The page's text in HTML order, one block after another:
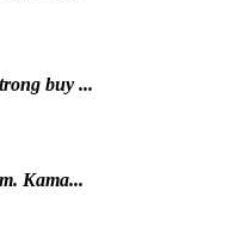
buy ...
Kama...